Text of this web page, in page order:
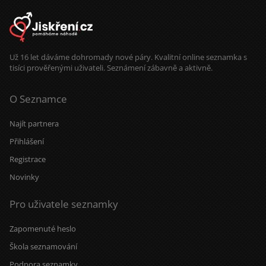
Už 16 let dáváme dohromady nové páry. Kvalitní online seznamka s
tisíci prověřenými uživateli. Seznámení zábavně a aktivně.
O Seznamce
Najít partnera
Přihlášení
Registrace
Novinky
Pro uživatele seznamky
Zapomenuté heslo
Škola seznamování